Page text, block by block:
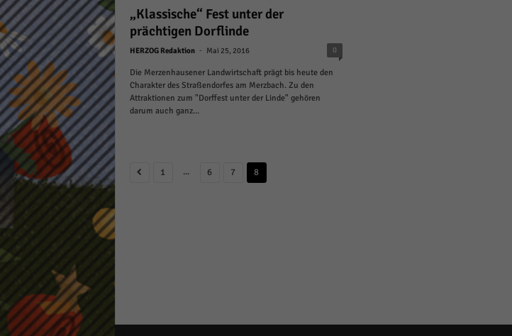
„Klassische“ Fest unter der
prächtigen Dorflinde
HERZOG Redaktion - Mai 25, 2016 0
Die Merzenhausener Landwirtschaft prägt bis heute den
Charakter des Straßendorfes am Merzbach. Zu den
Attraktionen zum "Dorffest unter der Linde" gehören
darum auch ganz...
1 ... 6 7 8
powered by Borlabs Cookie